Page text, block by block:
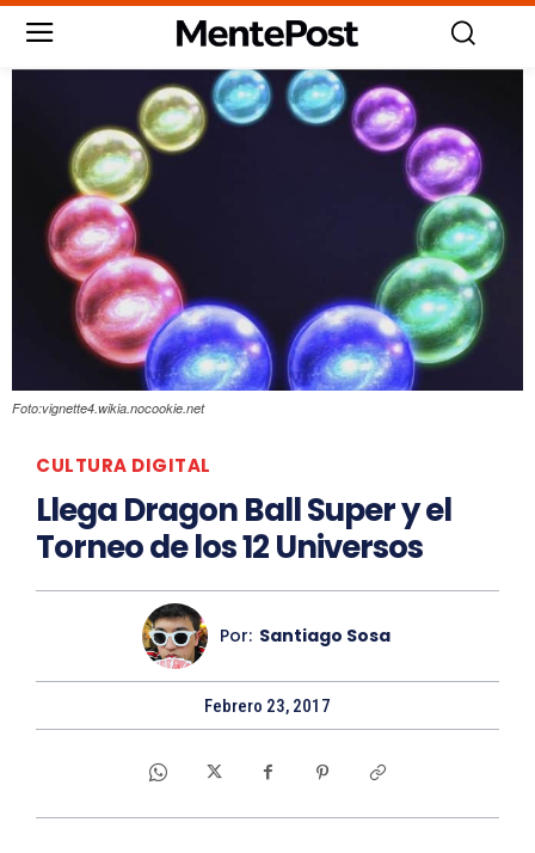
Foto:vignette4.wikia.nocookie.net
CULTURA DIGITAL
Llega Dragon Ball Super y el
Torneo de los 12 Universos
Por: Santiago Sosa
Febrero 23, 2017